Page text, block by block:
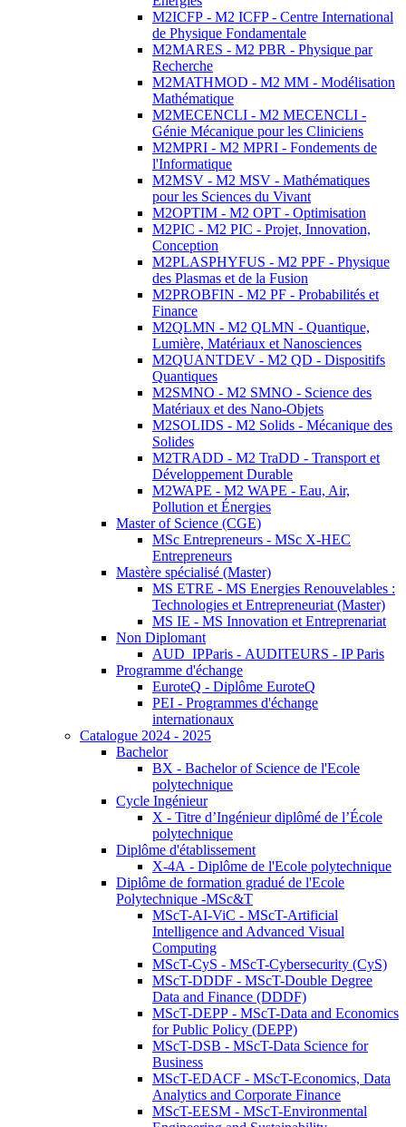
M2ICFP - M2 ICFP - Centre International
de Physique Fondamentale
M2MARES - M2 PBR - Physique par
Recherche
M2MATHMOD - M2 MM - Modélisation
Mathématique
M2MECENCLI - M2 MECENCLI -
Génie Mécanique pour les Cliniciens
M2MPRI - M2 MPRI - Fondements de
l'Informatique
M2MSV - M2 MSV - Mathématiques
pour les Sciences du Vivant
M2OPTIM - M2 OPT - Optimisation
M2PIC - M2 PIC - Projet, Innovation,
Conception
M2PLASPHYFUS - M2 PPF - Physique
des Plasmas et de la Fusion
M2PROBFIN - M2 PF - Probabilités et
Finance
M2QLMN - M2 QLMN - Quantique,
Lumière, Matériaux et Nanosciences
M2QUANTDEV - M2 QD - Dispositifs
Quantiques
M2SMNO - M2 SMNO - Science des
Matériaux et des Nano-Objets
M2SOLIDS - M2 Solids - Mécanique des
Solides
M2TRADD - M2 TraDD - Transport et
Développement Durable
M2WAPE - M2 WAPE - Eau, Air,
Pollution et Énergies
Master of Science (CGE)
MSc Entrepreneurs - MSc X-HEC
Entrepreneurs
Mastère spécialisé (Master)
MS ETRE - MS Energies Renouvelables :
Technologies et Entrepreneuriat (Master)
MS IE - MS Innovation et Entreprenariat
Non Diplomant
AUD_IPParis - AUDITEURS - IP Paris
Programme d'échange
EuroteQ - Diplôme EuroteQ
PEI - Programmes d'échange
internationaux
Catalogue 2024 - 2025
Bachelor
BX - Bachelor of Science de l'Ecole
polytechnique
Cycle Ingénieur
X - Titre d’Ingénieur diplômé de l’École
polytechnique
Diplôme d'établissement
X-4A - Diplôme de l'Ecole polytechnique
Diplôme de formation gradué de l'Ecole
Polytechnique -MSc&T
MScT-AI-ViC - MScT-Artificial
Intelligence and Advanced Visual
Computing
MScT-CyS - MScT-Cybersecurity (CyS)
MScT-DDDF - MScT-Double Degree
Data and Finance (DDDF)
MScT-DEPP - MScT-Data and Economics
for Public Policy (DEPP)
MScT-DSB - MScT-Data Science for
Business
MScT-EDACF - MScT-Economics, Data
Analytics and Corporate Finance
MScT-EESM - MScT-Environmental